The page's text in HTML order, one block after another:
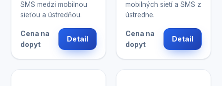
SMS medzi mobilnou
sieťou a ústredňou.
Cena na
dopyt
Detail
mobilných sietí a SMS z
ústredne.
Cena na
dopyt
Detail